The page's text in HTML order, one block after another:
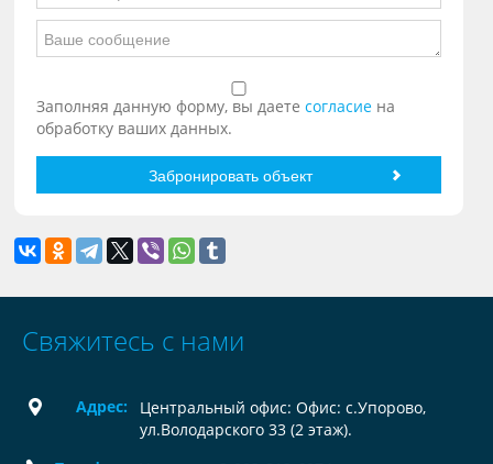
Заполняя данную форму, вы даетесогласие на
обработку ваших данных.
Свяжитесь с нами
Адрес:
Центральный офис: Офис: с.Упорово,
ул.Володарского 33 (2 этаж).